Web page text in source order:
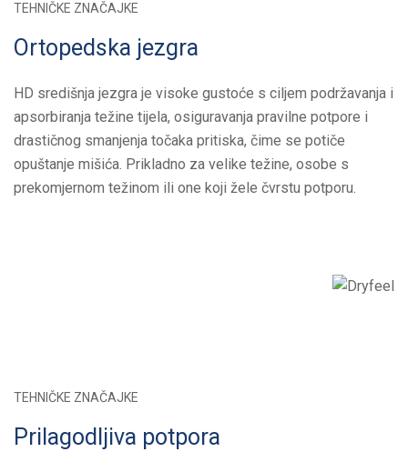
TEHNIČKE ZNAČAJKE
Ortopedska jezgra
HD središnja jezgra je visoke gustoće s ciljem podržavanja i
apsorbiranja težine tijela, osiguravanja pravilne potpore i
drastičnog smanjenja točaka pritiska, čime se potiče
opuštanje mišića. Prikladno za velike težine, osobe s
prekomjernom težinom ili one koji žele čvrstu potporu.
TEHNIČKE ZNAČAJKE
Prilagodljiva potpora